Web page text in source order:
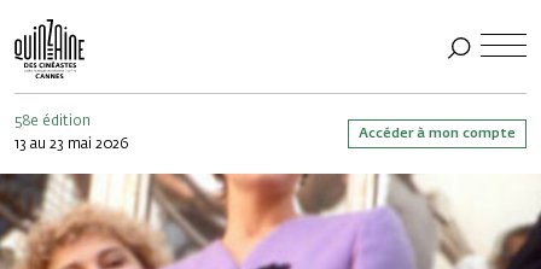
58e édition
13 au 23 mai 2026
Accéder à mon compte